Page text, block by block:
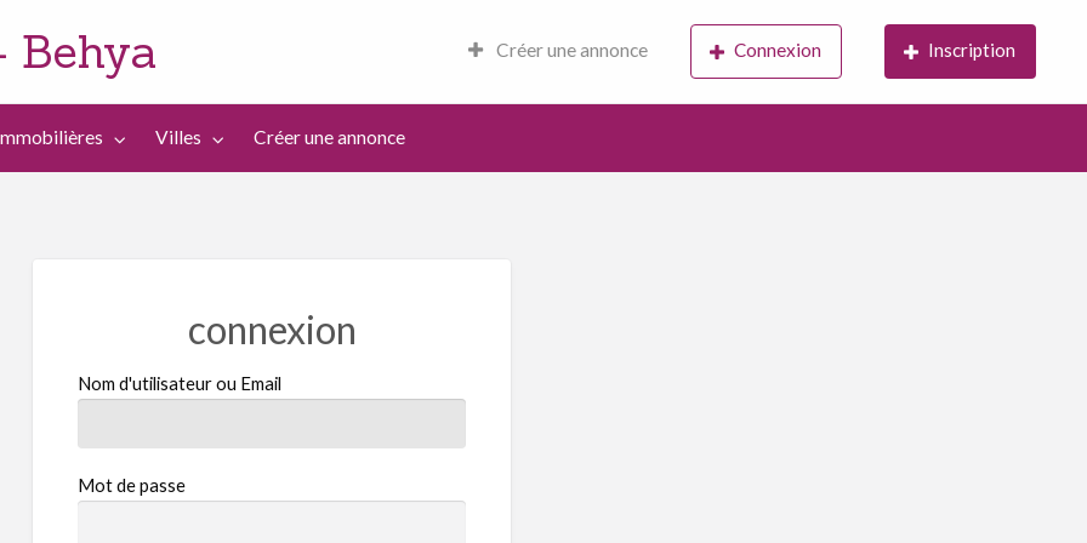
Behya Créer une annonce Connexion Inscription
Villes Créer une annonce
connexion
Nom d'utilisateur ou Email
Mot de passe